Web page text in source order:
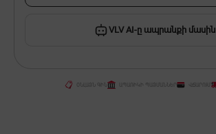
VLV AI-ը ապրանքի մասին
ՎՃԱՐՈՒՄ